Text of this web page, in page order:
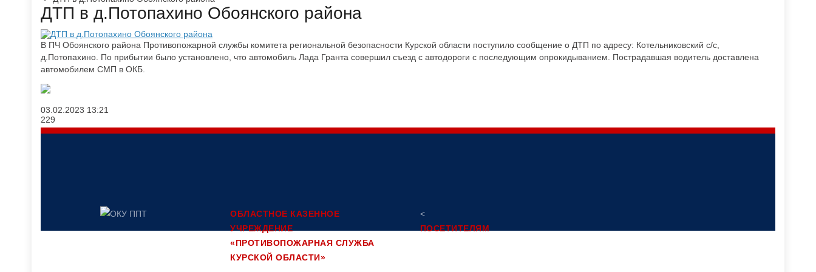
​ДТП в д.Потопахино Обоянского района
В ПЧ Обоянского района Противопожарной службы комитета региональной безопасности Курской области поступило сообщение о ДТП по адресу: Котельниковский с/с,
д.Потопахино. По прибытии было установлено, что автомобиль Лада Гранта совершил съезд с автодороги с последующим опрокидыванием. Пострадавшая водитель доставлена
автомобилем СМП в ОКБ.
03.02.2023 13:21
229
ОБЛАСТНОЕ КАЗЕННОЕ
УЧРЕЖДЕНИЕ
«ПРОТИВОПОЖАРНАЯ СЛУЖБА
КУРСКОЙ ОБЛАСТИ»
<
ПОСЕТИТЕЛЯМ